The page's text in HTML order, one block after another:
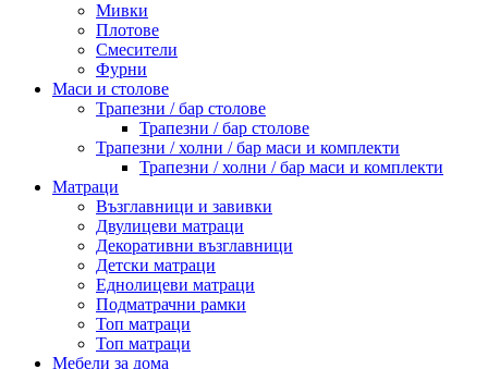
Мивки
Плотове
Смесители
Фурни
Маси и столове
Трапезни / бар столове
Трапезни / бар столове
Трапезни / холни / бар маси и комплекти
Трапезни / холни / бар маси и комплекти
Матраци
Възглавници и завивки
Двулицеви матраци
Декоративни възглавници
Детски матраци
Еднолицеви матраци
Подматрачни рамки
Топ матраци
Топ матраци
Мебели за дома